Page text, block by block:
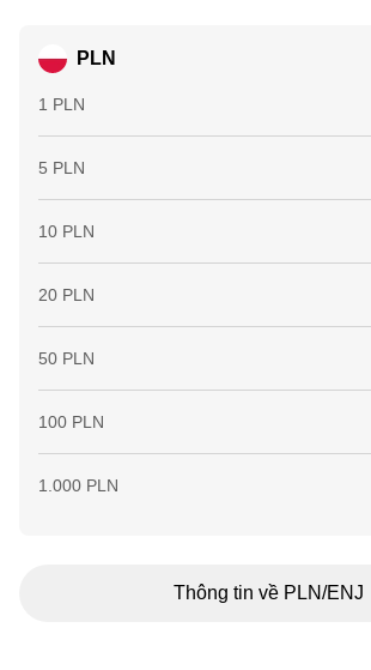
PLN
1 PLN
5 PLN
10 PLN
20 PLN
50 PLN
100 PLN
1.000 PLN
Thông tin về PLN/ENJ